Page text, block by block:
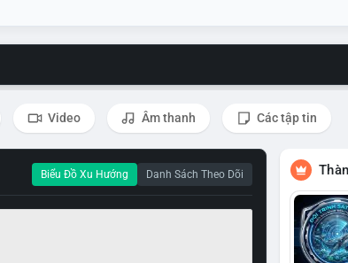
Video Âm thanh Các tập tin
Biểu Đồ Xu Hướng Danh Sách Theo Dõi